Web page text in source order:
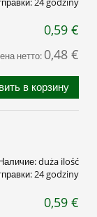
0,59 €
нетто: 0,48 €
в корзину
duża ilość
24 godziny
0,59 €